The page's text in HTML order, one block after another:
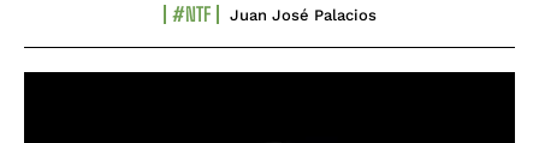
#NTF Juan José Palacios